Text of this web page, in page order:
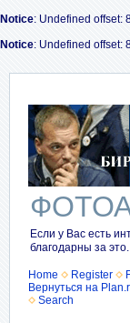
Notice: Undefined offset:
Notice: Undefined offset:
Если у Вас есть
благодарны за это.
Home Register
Вернуться на
Search